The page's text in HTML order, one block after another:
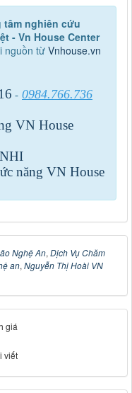
tâm nghiên cứu
- Vn House Center
nguồn từ Vnhouse.vn
- 0984.766.736
VN House
năng VN House
Nghệ An, Dịch Vụ Chăm
an, Nguyễn Thị Hoài VN
giá
viết